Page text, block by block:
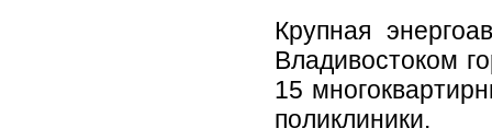
Крупная
Владивостоком
15
поликлиники.